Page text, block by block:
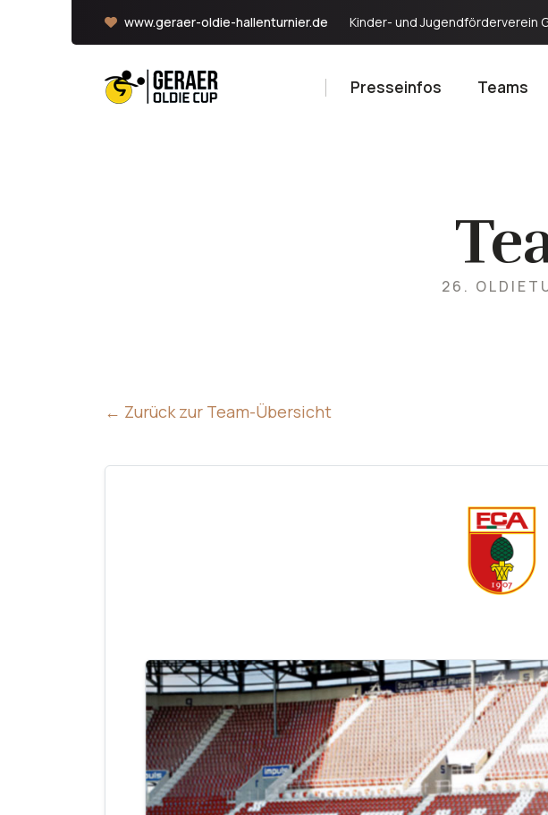
www.geraer-oldie-hallenturnier.de Kinder- und Jugendförderverein
Presseinfos Teams
26.
← Zurück zur Team-Übersicht